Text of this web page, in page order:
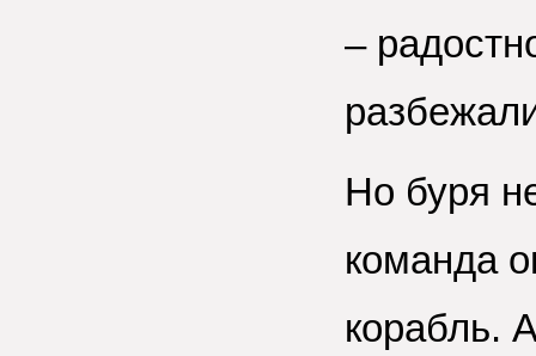
–
Но буря
команда
корабль.